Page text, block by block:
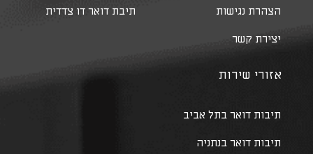
הצהרת נגישות
יצירת קשר
תיבת דואר דו צדדית
אזורי שירות
תיבות דואר בתל אביב
תיבות דואר בנתניה